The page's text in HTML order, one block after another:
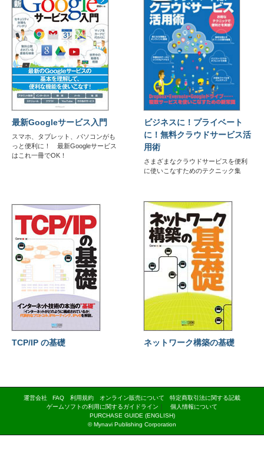
最新Googleサービス入門
スマホ、タブレット、パソコンがも
っと便利に！ 最新Googleサービス
はこれ一冊でOK！
ビジネスに！プライベート
に！無料クラウドサービス活
用術
さまざまなクラウドサービスを便利
に使いこなすためのテクニック集
TCP/IP の基礎 ネットワーク構築の基礎
運営会社 FAQ 利用規約 オンライン販売について
特定商取引法に関する記載
ゲームソフトの利用に関するガイドライン
個人情報について
PURCHASE GUIDE (ENGLISH)
© Mynavi Publishing Corporation